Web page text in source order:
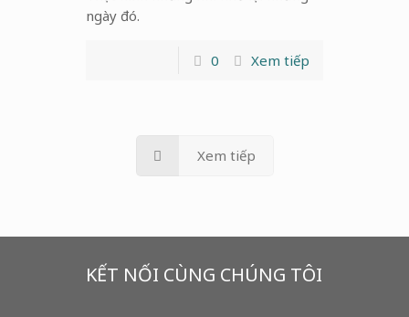
ngày đó.
0 Xem tiếp
Xem tiếp
KẾT NỐI CÙNG CHÚNG TÔI